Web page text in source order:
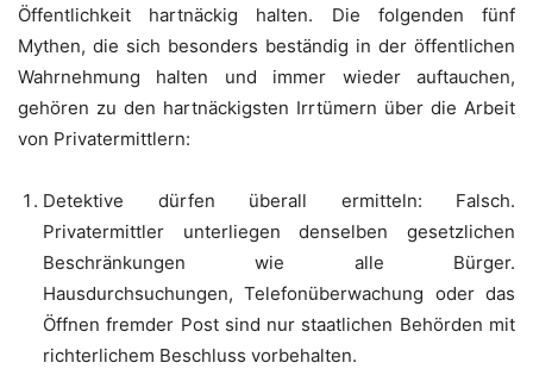
Öffentlichkeit hartnäckig halten. Die folgenden fünf
Mythen, die sich besonders beständig in der öffentlichen
Wahrnehmung halten und immer wieder auftauchen,
gehören zu den hartnäckigsten Irrtümern über die Arbeit
von Privatermittlern:
Detektive dürfen überall ermitteln: Falsch.
Privatermittler unterliegen denselben gesetzlichen
Beschränkungen wie alle Bürger.
Hausdurchsuchungen, Telefonüberwachung oder das
Öffnen fremder Post sind nur staatlichen Behörden mit
richterlichem Beschluss vorbehalten.